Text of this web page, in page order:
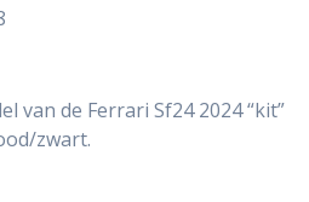
van de Ferrari Sf24 2024 “kit”
zwart.